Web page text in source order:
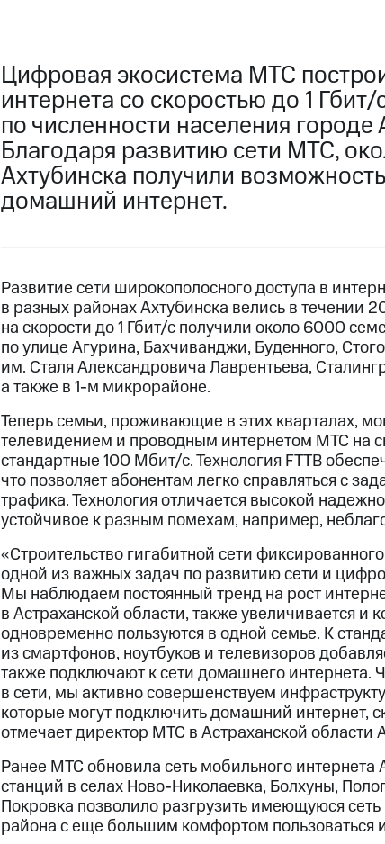
Цифровая экосистема МТС
интернета со скоростью до 1
по численности населения городе
Благодаря развитию сети МТС,
Ахтубинска получили
домашний интернет.
Развитие сети широкополосного доступа в
в разных районах Ахтубинска велись в
на скорости до 1 Гбит/с получили около 6000
по улице Агурина, Бахчиванджи, Буденного,
им. Сталя Александровича Лаврентьева,
а также в 1-м микрорайоне.
Теперь семьи, проживающие в этих кварталах,
телевидением и проводным интернетом МТС на
стандартные 100 Мбит/с. Технология FTTB
что позволяет абонентам легко справляться с
трафика. Технология отличается высокой
устойчивое к разным помехам, например,
«Строительство гигабитной сети
одной из важных задач по развитию сети и
Мы наблюдаем постоянный тренд на рост
в Астраханской области, также увеличивается
одновременно пользуются в одной семье. К
из смартфонов, ноутбуков и телевизоров
также подключают к сети домашнего интернета.
в сети, мы активно совершенствуем
которые могут подключить домашний интернет,
отмечает директор МТС в Астраханской области
Ранее МТС обновила сеть мобильного
станций в селах Ново-Николаевка, Болхуны,
Покровка позволило разгрузить имеющуюся
района с еще большим комфортом